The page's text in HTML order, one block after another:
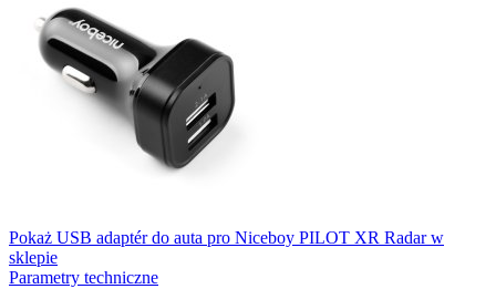
Pokaż USB adaptér do auta pro Niceboy PILOT XR Radar w
sklepie
Parametry techniczne